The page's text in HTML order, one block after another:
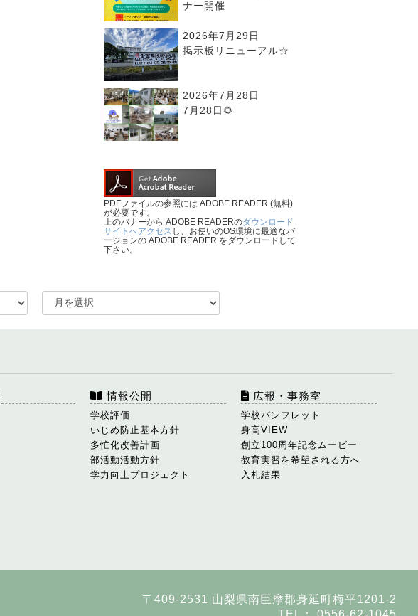
ナー開催
2026年7月29日
掲示板リニューアル☆
2026年7月28日
7月28日🌻
PDFファイルの参照には ADOBE READER (無料)
が必要です。
上のバナーから ADOBE READERのダウンロード
サイトへアクセス し、お使いのOS環境に最適なバ
ージョンの ADOBE READER をダウンロードして
下さい。
情報公開
学校評価
いじめ防止基本方針
多忙化改善計画
部活動活動方針
学力向上プロジェクト
広報・事務室
学校パンフレット
身高VIEW
創立100周年記念ムービー
教育実習を希望される方へ
入札結果
〒409-2531 山梨県南巨摩郡身延町梅平1201-2